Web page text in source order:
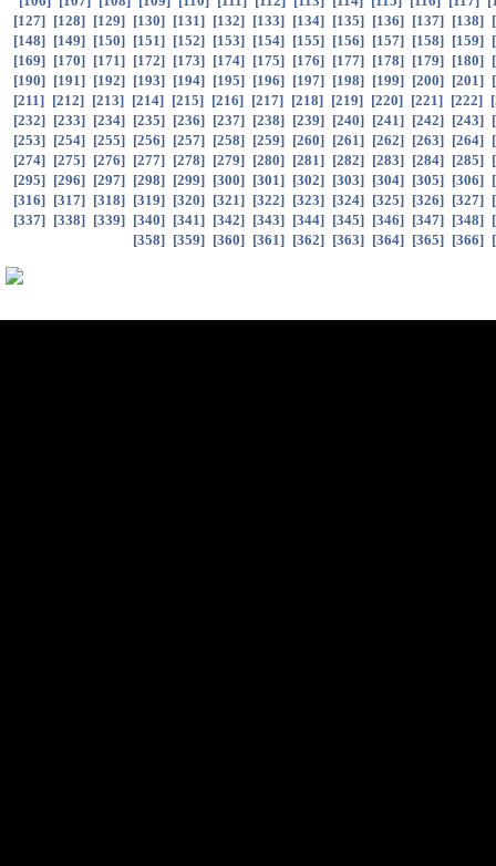
[127] [128] [129] [130] [131] [132] [133] [134] [135] [136] [137] [138] [
[148] [149] [150] [151] [152] [153] [154] [155] [156] [157] [158] [159] [
[169] [170] [171] [172] [173] [174] [175] [176] [177] [178] [179] [180] [
[190] [191] [192] [193] [194] [195] [196] [197] [198] [199] [200] [201] [
[211] [212] [213] [214] [215] [216] [217] [218] [219] [220] [221] [222] [
[232] [233] [234] [235] [236] [237] [238] [239] [240] [241] [242] [243] [
[253] [254] [255] [256] [257] [258] [259] [260] [261] [262] [263] [264] [
[274] [275] [276] [277] [278] [279] [280] [281] [282] [283] [284] [285] [
[295] [296] [297] [298] [299] [300] [301] [302] [303] [304] [305] [306] [
[316] [317] [318] [319] [320] [321] [322] [323] [324] [325] [326] [327] [
[337] [338] [339] [340] [341] [342] [343] [344] [345] [346] [347] [348] [
[358] [359] [360] [361] [362] [363] [364] [365] [366] [